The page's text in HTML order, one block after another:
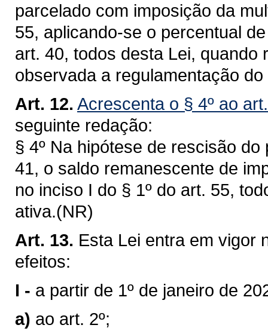
parcelado com imposição da
55, aplicando-se o percentual
art. 40, todos desta Lei, quando
observada a regulamentação
Art. 12. Acrescenta o § 4º ao
seguinte redação:
§ 4º Na hipótese de rescisão
41, o saldo remanescente de
no inciso I do § 1º do art. 55,
ativa.(NR)
Art. 13. Esta Lei entra em vigor
efeitos:
I - a partir de 1º de janeiro de
a) ao art. 2º;